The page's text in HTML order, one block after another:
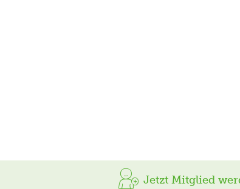
Jetzt Mitglied